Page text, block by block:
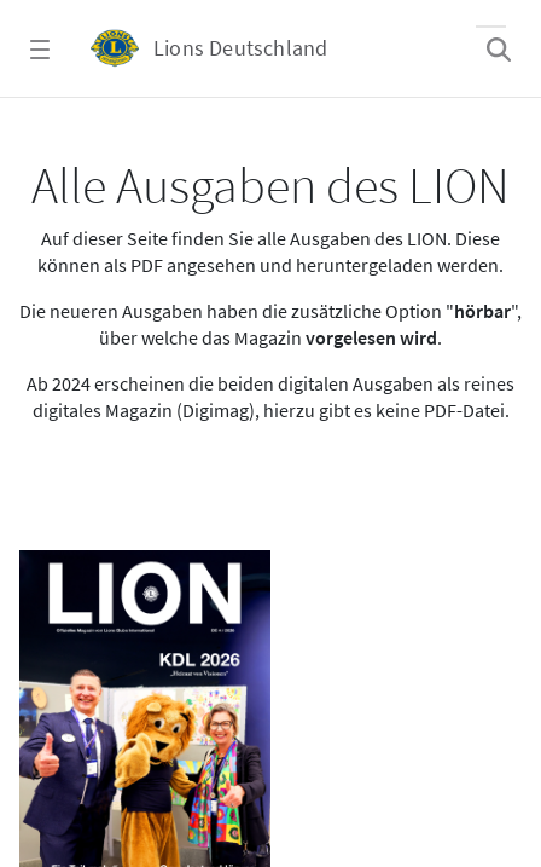
Lions Deutschland
Alle Ausgaben des LION
Auf dieser Seite finden Sie alle Ausgaben des LION. Diese
können als PDF angesehen und heruntergeladen werden.
Die neueren Ausgaben haben die zusätzliche Option "hörbar",
über welche das Magazin vorgelesen wird.
Ab 2024 erscheinen die beiden digitalen Ausgaben als reines
digitales Magazin (Digimag), hierzu gibt es keine PDF-Datei.